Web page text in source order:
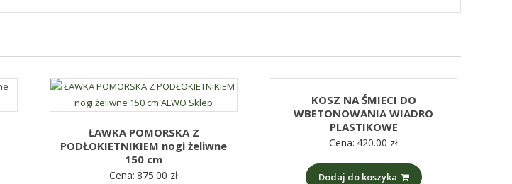
ŁAWKA POMORSKA Z
PODŁOKIETNIKIEM nogi żeliwne
150 cm
Cena: 875.00 zł
KOSZ NA ŚMIECI DO
WBETONOWANIA WIADRO
PLASTIKOWE
Cena: 420.00 zł
Dodaj do koszyka